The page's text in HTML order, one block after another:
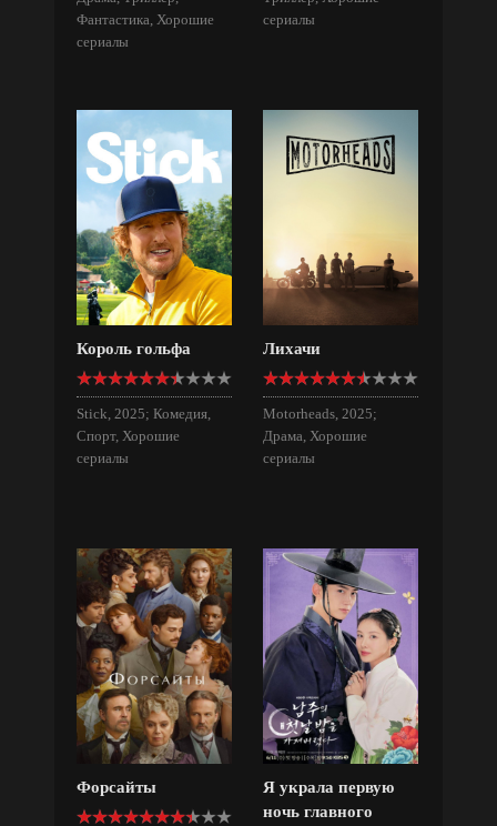
Фантастика, Хорошие
сериалы
сериалы
Король гольфа
Stick, 2025; Комедия,
Спорт, Хорошие
сериалы
Лихачи
Motorheads, 2025;
Драма, Хорошие
сериалы
Форсайты
Я украла первую
ночь главного